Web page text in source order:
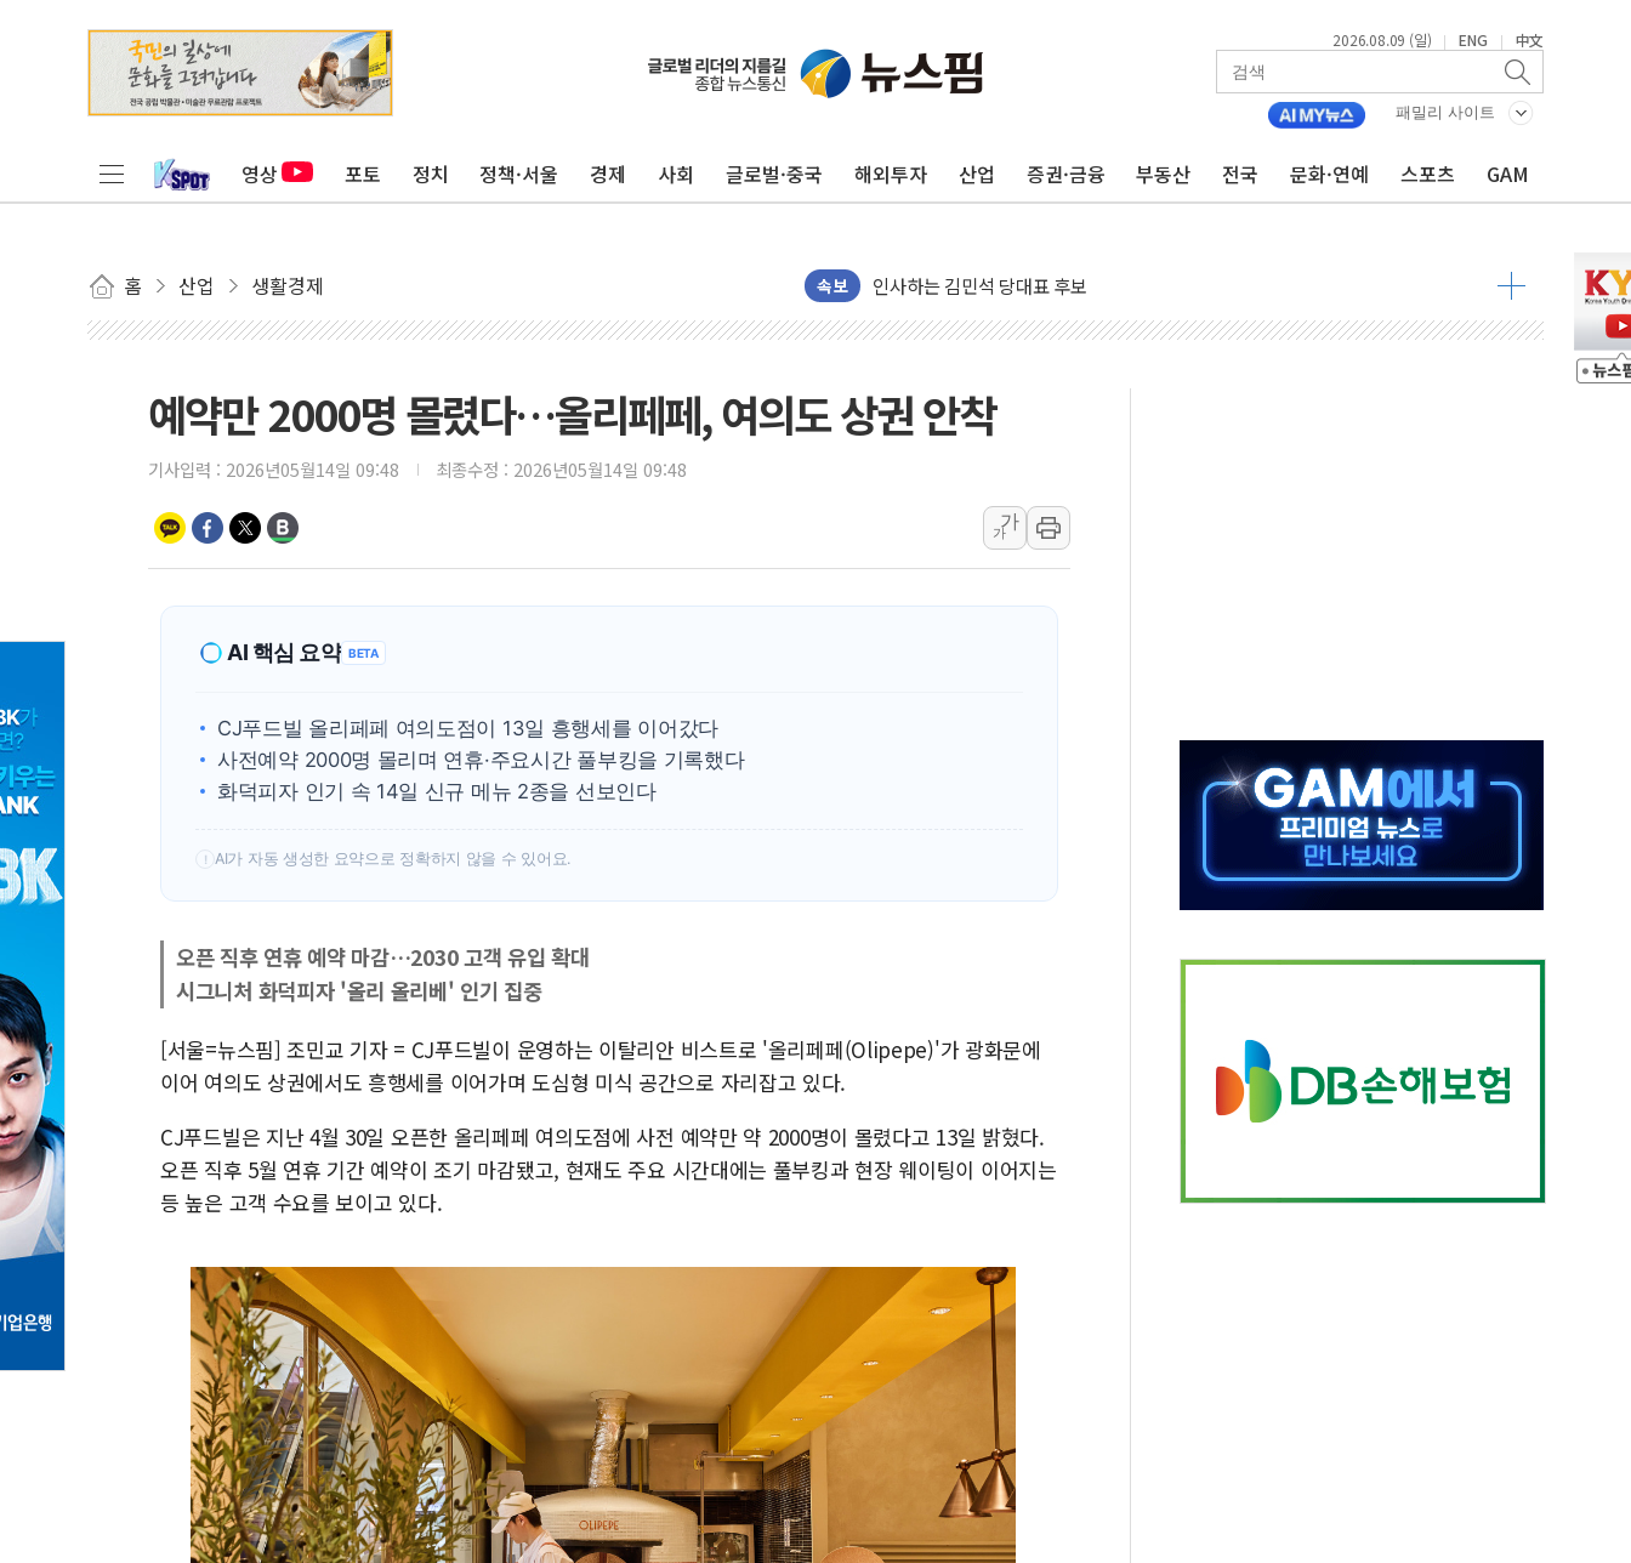
2026.08.09 (일) | ENG | 中文
패밀리 사이트
영상 포토 정치 정책·서울 경제 사회 글로벌·중국 해외투자 산업 증권·금융 부동산 전국 문화·연예 스포츠 GAM
홈 산업 생활경제 속보
포항시 재난예산 40억 긴급 투입…고수온 양식장 복구·지원 '총력'
울진·영덕 '호우특보'-포항 '산사태 주의보'...경북도, 호우 피해·통제구간 없어
인천 합동연설회 나선 송영길·정청래·김민석 당대표 후보
김민석, 2주차 제주·인천 경선서 정청래에 승리...47.75% vs 42.08%
[속보] 민주, 제주·인천 경선 결과 발표...김민석 47.75% 정청래 42.08%
[속보] 민주, 인천 경선 결과 발표...김민석 45.09% 정청래 43.27% 송영길 11.63%
이번주 국내 주요 금융일정(8.10~8.14)
美, 이란전 출구전략 만지작…공습 한계·탄약 부족 현실화
폐기물 수거하다 참변…60대 환경미화원 수거차에 치여 사망
서울 중랑구 주택가서 흉기 난동…60대 남성 2명 숨져
李대통령 "결혼 때문에 손해 보는 일 없게"…'결혼 페널티' 22개 과제 손본다
여수 오동도 인근 해상서 모터보트 전복…1명 사망·1명 실종
'화합' 꺼낸 김민석에 '뻔뻔' 받아친 정청래…제주 연설서 신경전 고조
예약만 2000명 몰렸다…올리페페, 여의도 상권 안착
기사입력 : 2026년05월14일 09:48 최종수정 : 2026년05월14일 09:48
가
가
AI 핵심 요약 BETA
CJ푸드빌 올리페페 여의도점이 13일 흥행세를 이어갔다
사전예약 2000명 몰리며 연휴·주요시간 풀부킹을 기록했다
화덕피자 인기 속 14일 신규 메뉴 2종을 선보인다
! AI가 자동 생성한 요약으로 정확하지 않을 수 있어요.
오픈 직후 연휴 예약 마감…2030 고객 유입 확대
시그니처 화덕피자 '올리 올리베' 인기 집중
[서울=뉴스핌] 조민교 기자 = CJ푸드빌이 운영하는 이탈리안 비스트로 '올리페페(Olipepe)'가 광화문에
이어 여의도 상권에서도 흥행세를 이어가며 도심형 미식 공간으로 자리잡고 있다.
CJ푸드빌은 지난 4월 30일 오픈한 올리페페 여의도점에 사전 예약만 약 2000명이 몰렸다고 13일 밝혔다.
오픈 직후 5월 연휴 기간 예약이 조기 마감됐고, 현재도 주요 시간대에는 풀부킹과 현장 웨이팅이 이어지는
등 높은 고객 수요를 보이고 있다.